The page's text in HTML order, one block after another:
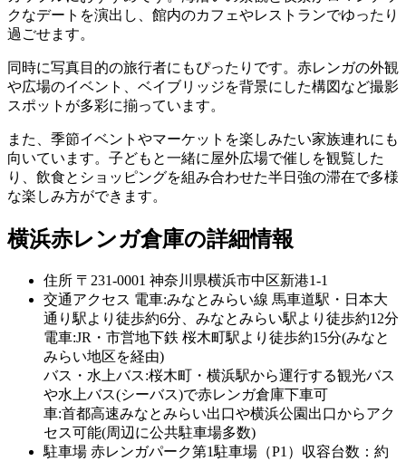
クなデートを演出し、館内のカフェやレストランでゆったり
過ごせます。
同時に写真目的の旅行者にもぴったりです。赤レンガの外観
や広場のイベント、ベイブリッジを背景にした構図など撮影
スポットが多彩に揃っています。
また、季節イベントやマーケットを楽しみたい家族連れにも
向いています。子どもと一緒に屋外広場で催しを観覧した
り、飲食とショッピングを組み合わせた半日強の滞在で多様
な楽しみ方ができます。
横浜赤レンガ倉庫の詳細情報
住所 〒231-0001 神奈川県横浜市中区新港1-1
交通アクセス 電車:みなとみらい線 馬車道駅・日本大
通り駅より徒歩約6分、みなとみらい駅より徒歩約12分
電車:JR・市営地下鉄 桜木町駅より徒歩約15分(みなと
みらい地区を経由)
バス・水上バス:桜木町・横浜駅から運行する観光バス
や水上バス(シーバス)で赤レンガ倉庫下車可
車:首都高速みなとみらい出口や横浜公園出口からアク
セス可能(周辺に公共駐車場多数)
駐車場 赤レンガパーク第1駐車場（P1）収容台数：約